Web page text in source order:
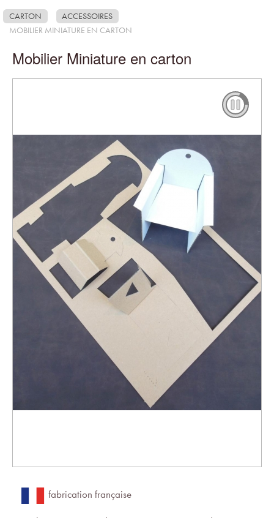
CARTON
ACCESSOIRES
MOBILIER MINIATURE EN CARTON
Mobilier Miniature en carton
fabrication française